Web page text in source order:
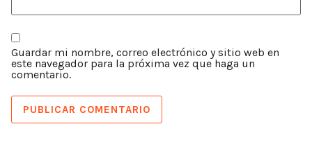
Guardar mi nombre, correo electrónico y sitio web en
este navegador para la próxima vez que haga un
comentario.